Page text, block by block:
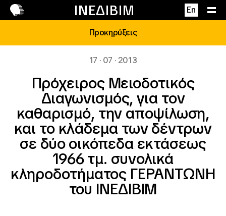
ΙΝΕΔΙΒΙΜ En
Επικοινωνία
Προκηρύξεις
17 · 07 · 2013
Πρόχειρος Μειοδοτικός
Διαγωνισμός, για τον
καθαρισμό, την αποψίλωση,
και το κλάδεμα των δέντρων
σε δύο οικόπεδα εκτάσεως
1966 τμ. συνολικά
κληροδοτήματος ΓΕΡΑΝΤΩΝΗ
του ΙΝΕΔΙΒΙΜ